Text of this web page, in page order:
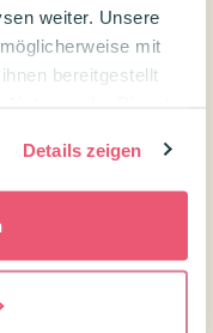
weiter. Unsere
mit
bereitgestellt
Details zeigen